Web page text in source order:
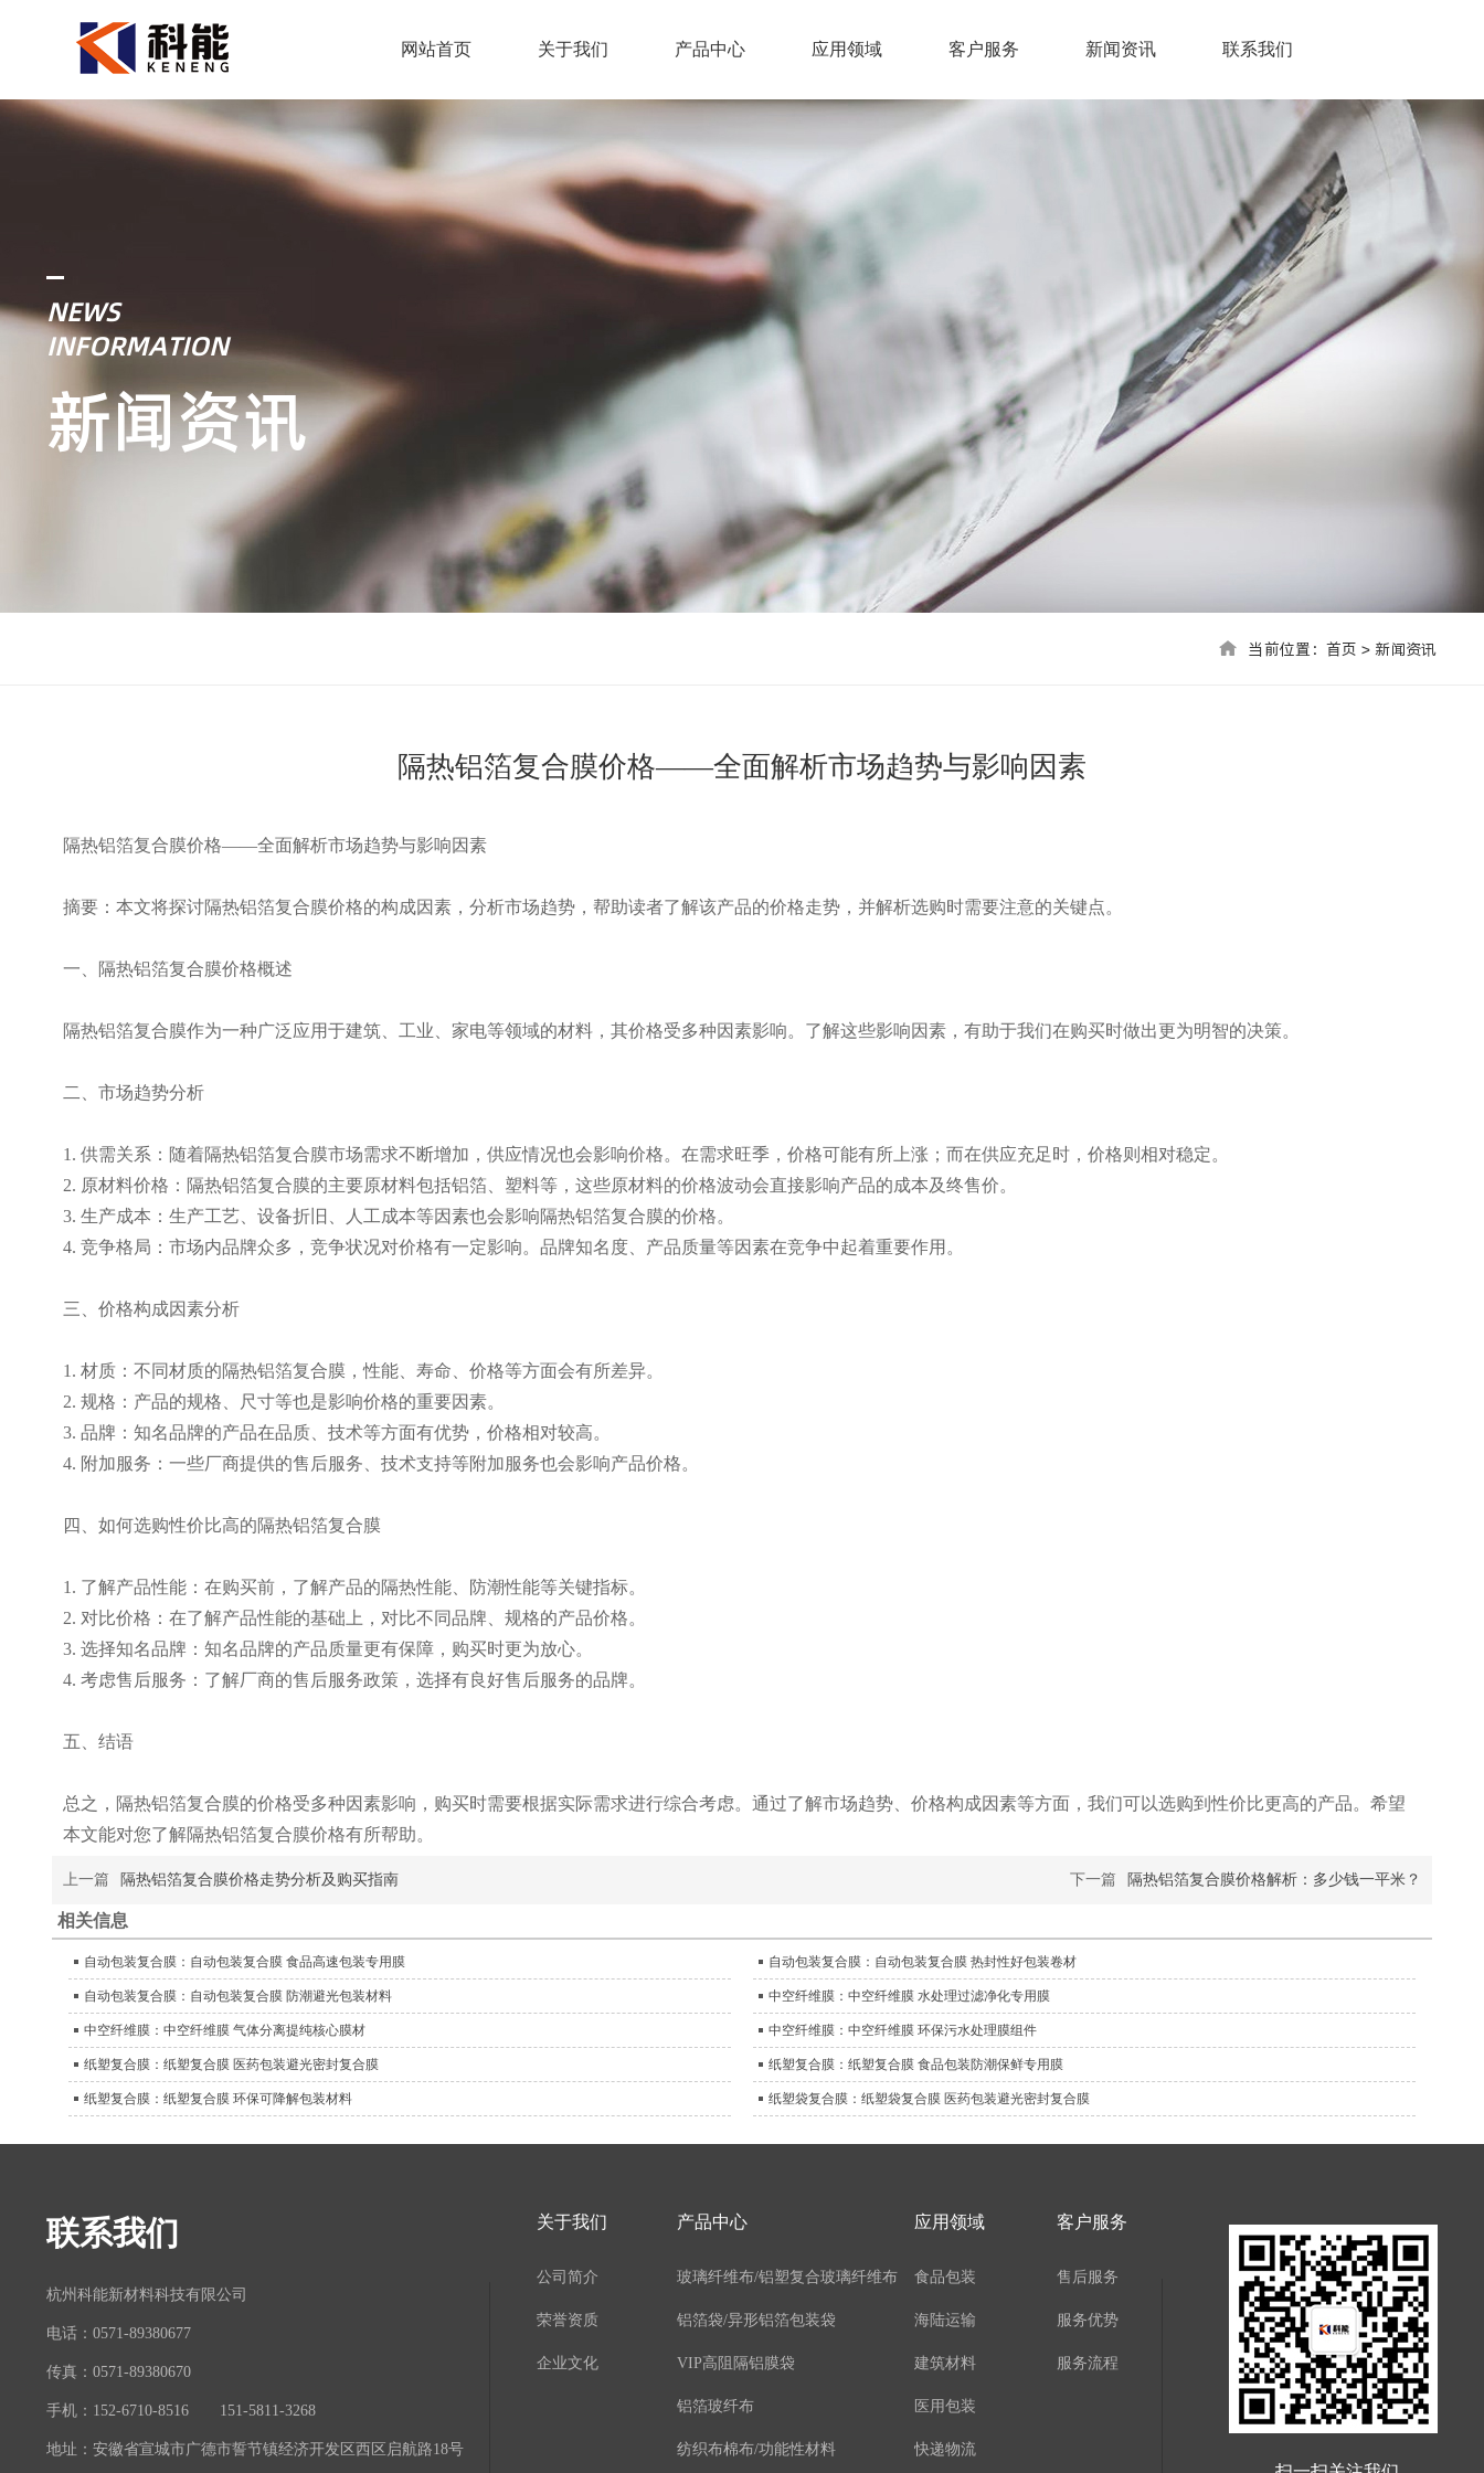
网站首页 关于我们 产品中心 应用领域 客户服务 新闻资讯 联系我们
NEWS
INFORMATION
新闻资讯
当前位置：首页 > 联系我们
当前位置： 首页 > 新闻资讯
隔热铝箔复合膜价格——全面解析市场趋势与影响因素
隔热铝箔复合膜价格——全面解析市场趋势与影响因素
摘要：本文将探讨隔热铝箔复合膜价格的构成因素，分析市场趋势，帮助读者了解该产品的价格走势，并解析选购时需要注意的关键点。
一、隔热铝箔复合膜价格概述
隔热铝箔复合膜作为一种广泛应用于建筑、工业、家电等领域的材料，其价格受多种因素影响。了解这些影响因素，有助于我们在购买时做出更为明智的决策。
二、市场趋势分析
1. 供需关系：随着隔热铝箔复合膜市场需求不断增加，供应情况也会影响价格。在需求旺季，价格可能有所上涨；而在供应充足时，价格则相对稳定。
2. 原材料价格：隔热铝箔复合膜的主要原材料包括铝箔、塑料等，这些原材料的价格波动会直接影响产品的成本及终售价。
3. 生产成本：生产工艺、设备折旧、人工成本等因素也会影响隔热铝箔复合膜的价格。
4. 竞争格局：市场内品牌众多，竞争状况对价格有一定影响。品牌知名度、产品质量等因素在竞争中起着重要作用。
三、价格构成因素分析
1. 材质：不同材质的隔热铝箔复合膜，性能、寿命、价格等方面会有所差异。
2. 规格：产品的规格、尺寸等也是影响价格的重要因素。
3. 品牌：知名品牌的产品在品质、技术等方面有优势，价格相对较高。
4. 附加服务：一些厂商提供的售后服务、技术支持等附加服务也会影响产品价格。
四、如何选购性价比高的隔热铝箔复合膜
1. 了解产品性能：在购买前，了解产品的隔热性能、防潮性能等关键指标。
2. 对比价格：在了解产品性能的基础上，对比不同品牌、规格的产品价格。
3. 选择知名品牌：知名品牌的产品质量更有保障，购买时更为放心。
4. 考虑售后服务：了解厂商的售后服务政策，选择有良好售后服务的品牌。
五、结语
总之，隔热铝箔复合膜的价格受多种因素影响，购买时需要根据实际需求进行综合考虑。通过了解市场趋势、价格构成因素等方面，我们可以选购到性价比更高的产品。希望
本文能对您了解隔热铝箔复合膜价格有所帮助。
上一篇 隔热铝箔复合膜价格走势分析及购买指南 下一篇 隔热铝箔复合膜价格解析：多少钱一平米？
相关信息
自动包装复合膜：自动包装复合膜 食品高速包装专用膜 自动包装复合膜：自动包装复合膜 热封性好包装卷材
自动包装复合膜：自动包装复合膜 防潮避光包装材料 中空纤维膜：中空纤维膜 水处理过滤净化专用膜
中空纤维膜：中空纤维膜 气体分离提纯核心膜材 中空纤维膜：中空纤维膜 环保污水处理膜组件
纸塑复合膜：纸塑复合膜 医药包装避光密封复合膜 纸塑复合膜：纸塑复合膜 食品包装防潮保鲜专用膜
纸塑复合膜：纸塑复合膜 环保可降解包装材料 纸塑袋复合膜：纸塑袋复合膜 医药包装避光密封复合膜
关于我们
公司简介
荣誉资质
企业文化
产品中心
玻璃纤维布/铝塑复合玻璃纤维布
铝箔袋/异形铝箔包装袋
VIP高阻隔铝膜袋
铝箔玻纤布
纺织布棉布/功能性材料
应用领域
食品包装
海陆运输
建筑材料
医用包装
快递物流
客户服务
售后服务
服务优势
服务流程
联系我们
杭州科能新材料科技有限公司
电话：0571-89380677
传真：0571-89380670
手机：152-6710-8516 151-5811-3268
地址：安徽省宣城市广德市誓节镇经济开发区西区启航路18号